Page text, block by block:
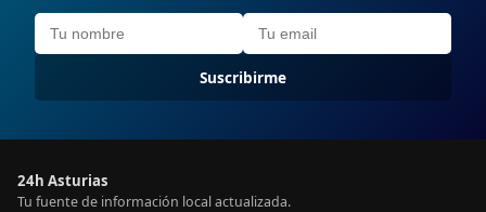
Suscribirme
24h Asturias
Tu fuente de información local actualizada.